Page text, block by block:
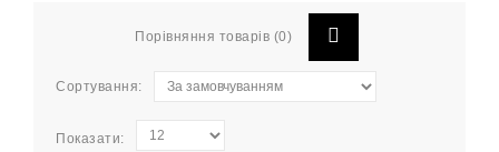
Порівняння товарів (0)
Сортування:
Показати: